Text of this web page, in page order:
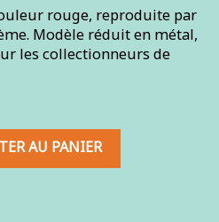
rouge, reproduite par
Modèle réduit en métal,
les collectionneurs de
AU PANIER